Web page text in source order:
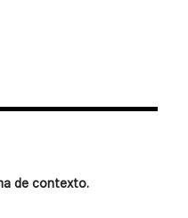
de contexto.